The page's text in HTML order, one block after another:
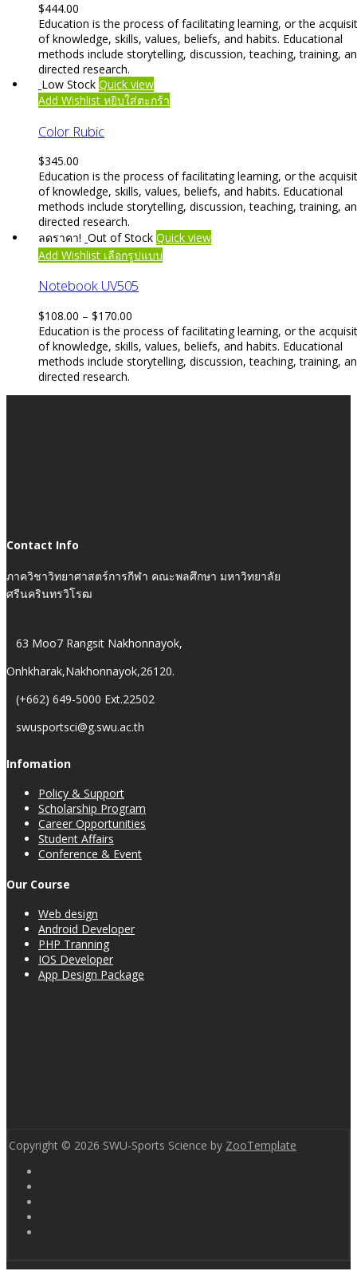
$444.00
Education is the process of facilitating learning, or the
of knowledge, skills, values, beliefs, and habits. Educational
methods include storytelling, discussion, teaching, training,
directed research.
Low Stock Quick view
Add Wishlist หยิบใส่ตะกร้า
Color Rubic
$345.00
Education is the process of facilitating learning, or the
of knowledge, skills, values, beliefs, and habits. Educational
methods include storytelling, discussion, teaching, training,
directed research.
ลดราคา! Out of Stock Quick view
Add Wishlist เลือกรูปแบบ
The
options
may
Notebook UV505
$108.00 – $170.00
range:
$108.00
through
Education is the process of facilitating learning, or the
of knowledge, skills, values, beliefs, and habits. Educational
methods include storytelling, discussion, teaching, training,
directed research.
Contact Info
ภาควิชาวิทยาศาสตร์การกีฬา คณะพลศึกษา มหาวิทยาลัย
ศรีนครินทรวิโรฒ
63 Moo7 Rangsit Nakhonnayok,
Onhkharak,Nakhonnayok,26120.
(+662) 649-5000 Ext.22502
swusportsci@g.swu.ac.th
Infomation
Policy & Support
Scholarship Program
Career Opportunities
Student Affairs
Conference & Event
Our Course
Web design
Android Developer
PHP Tranning
IOS Developer
App Design Package
Copyright © 2026 SWU-Sports Science by ZooTemplate